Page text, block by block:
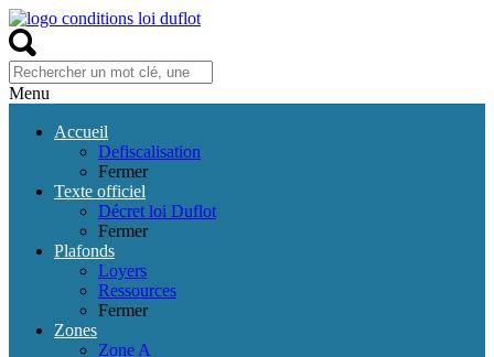
Menu
Accueil
Defiscalisation
Fermer
Texte officiel
Décret loi Duflot
Fermer
Plafonds
Loyers
Ressources
Fermer
Zones
Zone A